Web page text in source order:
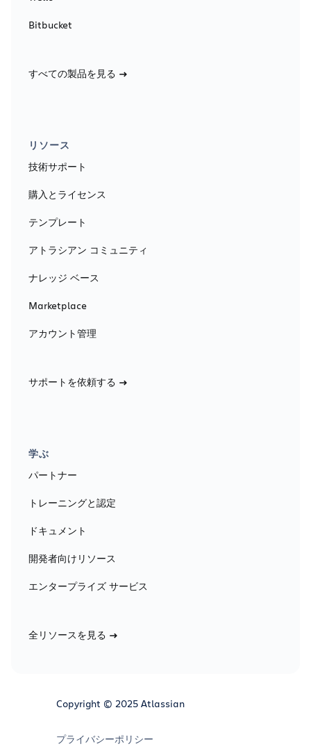
Bitbucket
すべての製品を見る
リソース
技術サポート
購入とライセンス
テンプレート
アトラシアン コミュニティ
ナレッジ ベース
Marketplace
アカウント管理
サポートを依頼する
学ぶ
パートナー
トレーニングと認定
ドキュメント
開発者向けリソース
エンタープライズ サービス
全リソースを見る
Copyright © 2025 Atlassian
プライバシーポリシー